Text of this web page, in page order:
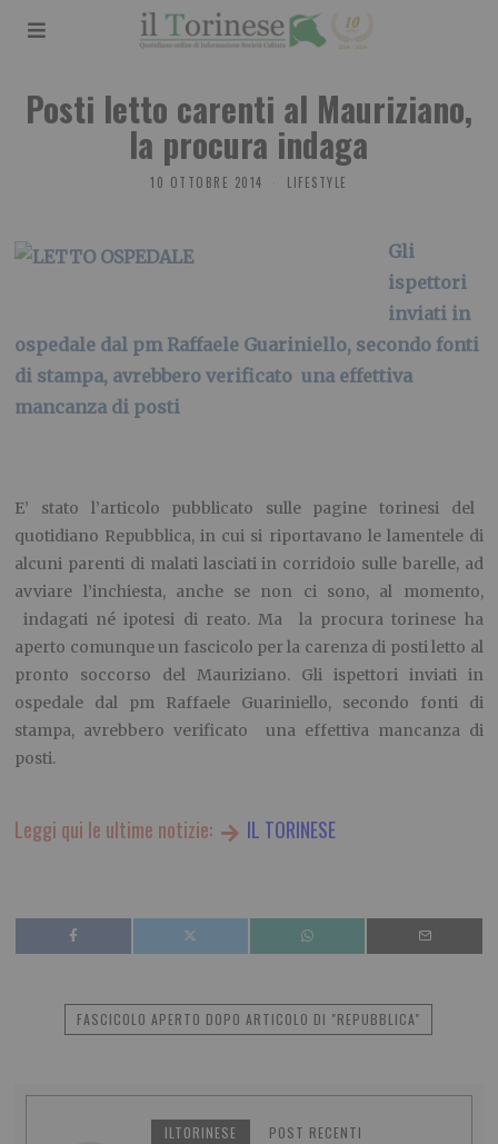
Posti letto carenti al Mauriziano,
la procura indaga
10 OTTOBRE 2014 LIFESTYLE
Gli
ispettori
inviati in
ospedale dal pm Raffaele Guariniello, secondo fonti
di stampa, avrebbero verificato una effettiva
mancanza di posti
E’ stato l’articolo pubblicato sulle pagine torinesi del
quotidiano Repubblica, in cui si riportavano le lamentele di
alcuni parenti di malati lasciati in corridoio sulle barelle, ad
avviare l’inchiesta, anche se non ci sono, al momento,
indagati né ipotesi di reato. Ma la procura torinese ha
aperto comunque un fascicolo per la carenza di posti letto al
pronto soccorso del Mauriziano. Gli ispettori inviati in
ospedale dal pm Raffaele Guariniello, secondo fonti di
stampa, avrebbero verificato una effettiva mancanza di
posti.
Leggi qui le ultime notizie: IL TORINESE
FASCICOLO APERTO DOPO ARTICOLO DI "REPUBBLICA"
ILTORINESE POST RECENTI